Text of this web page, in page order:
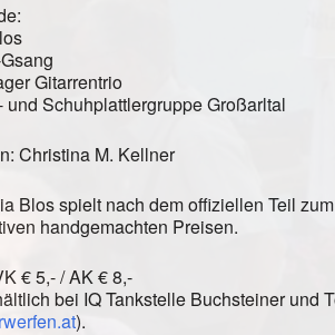
Gitarrentrio
und Schuhplattlergruppe Großarltal
Christina M. Kellner
Blos spielt nach dem offiziellen Teil
handgemachten Preisen.
€ 5,- / AK € 8,-
bei IQ Tankstelle Buchsteiner und
).